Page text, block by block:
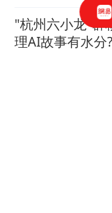
"杭州六小龙"群
理AI故事有水分?